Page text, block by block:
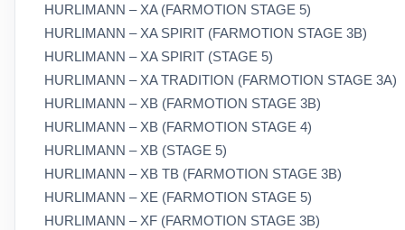
HURLIMANN – XA (FARMOTION STAGE 5)
HURLIMANN – XA SPIRIT (FARMOTION STAGE 3B)
HURLIMANN – XA SPIRIT (STAGE 5)
HURLIMANN – XA TRADITION (FARMOTION STAGE 3A)
HURLIMANN – XB (FARMOTION STAGE 3B)
HURLIMANN – XB (FARMOTION STAGE 4)
HURLIMANN – XB (STAGE 5)
HURLIMANN – XB TB (FARMOTION STAGE 3B)
HURLIMANN – XE (FARMOTION STAGE 5)
HURLIMANN – XF (FARMOTION STAGE 3B)